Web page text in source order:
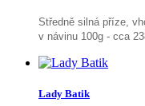
Středně silná příze,
v návinu 100g - cca
Lady Batik